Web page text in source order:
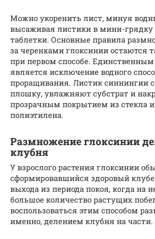
Можно укоренить лист, минуя
высаживая листики в мини-
таблетки. Основные правила
за черенками глоксинии остаются
при первом способе.
является исключение водного
проращивания. Листик синнингии
плошку, увлажняют субстрат и
прозрачным покрытием из стекла
полиэтилена.
Размножение глоксинии
клубня
У взрослого растения глоксинии
сформировавшийся здоровый
выхода из периода покоя, когда на
большое количество растущих
воспользоваться этим способом
именно, делением клубня на части.